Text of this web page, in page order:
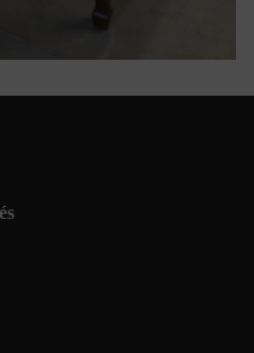
,Napoléon 1er,table à
portefeuille
premier